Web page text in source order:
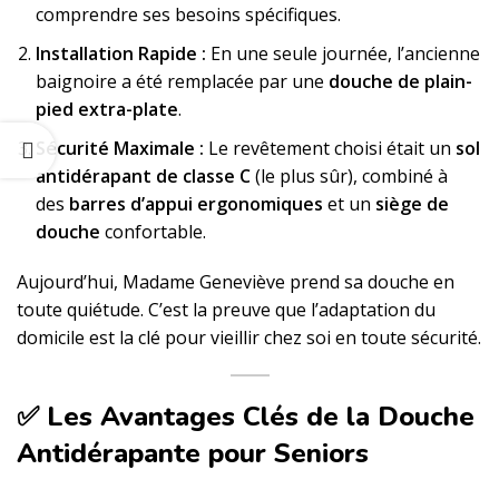
comprendre ses besoins spécifiques.
Installation Rapide : En une seule journée, l’ancienne
baignoire a été remplacée par une douche de plain-
pied extra-plate.
Sécurité Maximale : Le revêtement choisi était un sol
antidérapant de classe C(le plus sûr), combiné à
des barres d’appui ergonomiques et un siège de
douche confortable.
Aujourd’hui, Madame Geneviève prend sa douche en
toute quiétude. C’est la preuve que l’adaptation du
domicile est la clé pour vieillir chez soi en toute sécurité.
✅ Les Avantages Clés de la Douche
Antidérapante pour Seniors